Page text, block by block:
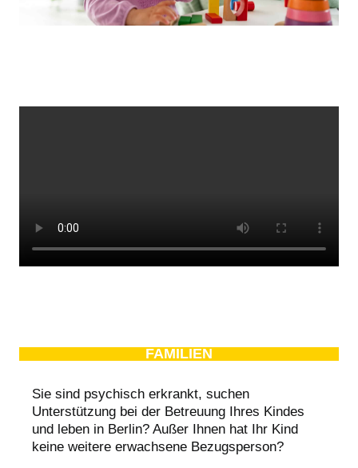
FAMILIEN
Sie sind psychisch erkrankt, suchen
Unterstützung bei der Betreuung Ihres Kindes
und leben in Berlin? Außer Ihnen hat Ihr Kind
keine weitere erwachsene Bezugsperson?